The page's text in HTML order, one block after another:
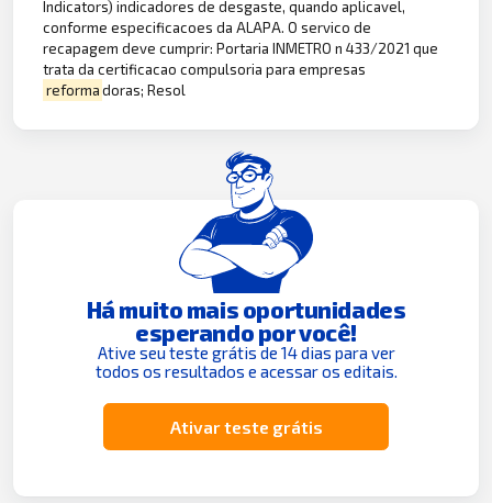
Indicators) indicadores de desgaste, quando aplicavel,
conforme especificacoes da ALAPA. O servico de
recapagem deve cumprir: Portaria INMETRO n 433/2021 que
trata da certificacao compulsoria para empresas
reformadoras; Resol
Há muito mais oportunidades
esperando por você!
Ative seu teste grátis de 14 dias para ver
todos os resultados e acessar os editais.
Ativar teste grátis